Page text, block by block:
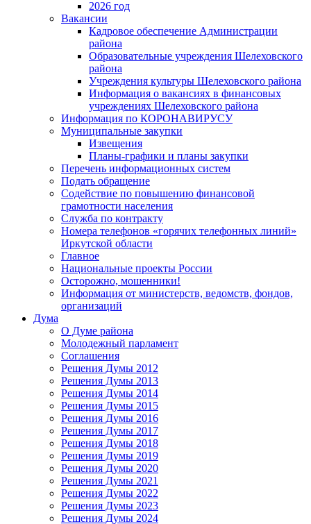
2026 год
Вакансии
Кадровое обеспечение Администрации
района
Образовательные учреждения Шелеховского
района
Учреждения культуры Шелеховского района
Информация о вакансиях в финансовых
учреждениях Шелеховского района
Информация по КОРОНАВИРУСУ
Муниципальные закупки
Извещения
Планы-графики и планы закупки
Перечень информационных систем
Подать обращение
Содействие по повышению финансовой
грамотности населения
Служба по контракту
Номера телефонов «горячих телефонных линий»
Иркутской области
Главное
Национальные проекты России
Осторожно, мошенники!
Информация от министерств, ведомств, фондов,
организаций
Дума
О Думе района
Молодежный парламент
Соглашения
Решения Думы 2012
Решения Думы 2013
Решения Думы 2014
Решения Думы 2015
Решения Думы 2016
Решения Думы 2017
Решения Думы 2018
Решения Думы 2019
Решения Думы 2020
Решения Думы 2021
Решения Думы 2022
Решения Думы 2023
Решения Думы 2024